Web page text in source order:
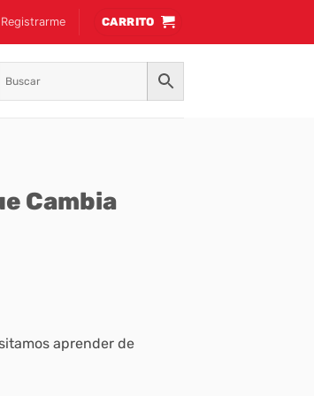
CARRITO
Cambia
aprender de